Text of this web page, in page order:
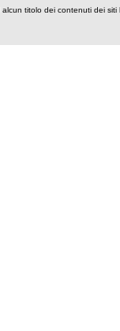
titolo dei contenuti dei siti